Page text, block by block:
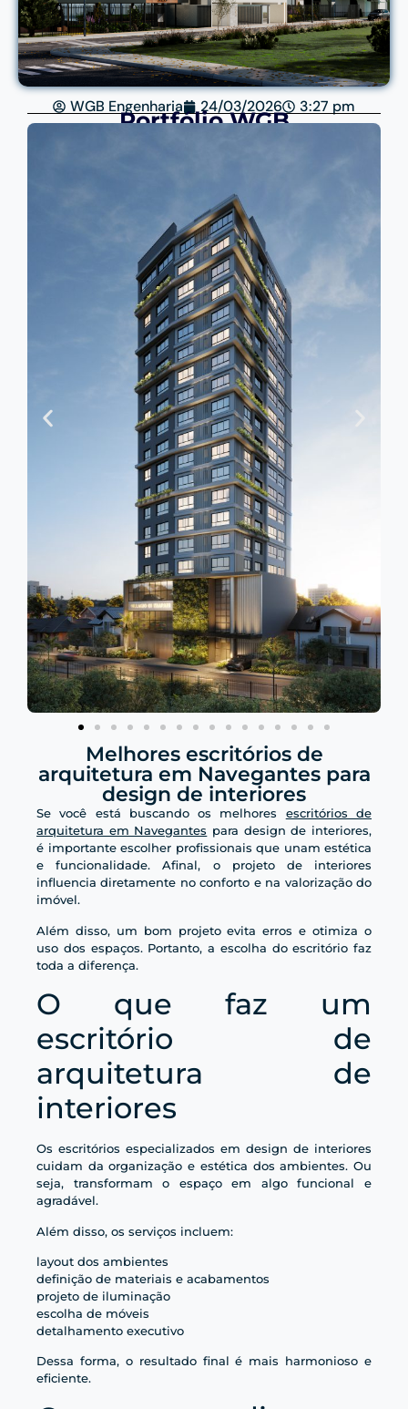
WGB Engenharia 24/03/2026 3:27 pm
Portfólio WGB
Melhores escritórios de
arquitetura em Navegantes para
design de interiores
Se você está buscando os melhores escritórios de
arquitetura em Navegantes para design de interiores,
é importante escolher profissionais que unam estética
e funcionalidade. Afinal, o projeto de interiores
influencia diretamente no conforto e na valorização do
imóvel.
Além disso, um bom projeto evita erros e otimiza o
uso dos espaços. Portanto, a escolha do escritório faz
toda a diferença.
O que faz um
escritório de
arquitetura de
interiores
Os escritórios especializados em design de interiores
cuidam da organização e estética dos ambientes. Ou
seja, transformam o espaço em algo funcional e
agradável.
Além disso, os serviços incluem:
layout dos ambientes
definição de materiais e acabamentos
projeto de iluminação
escolha de móveis
detalhamento executivo
Dessa forma, o resultado final é mais harmonioso e
eficiente.